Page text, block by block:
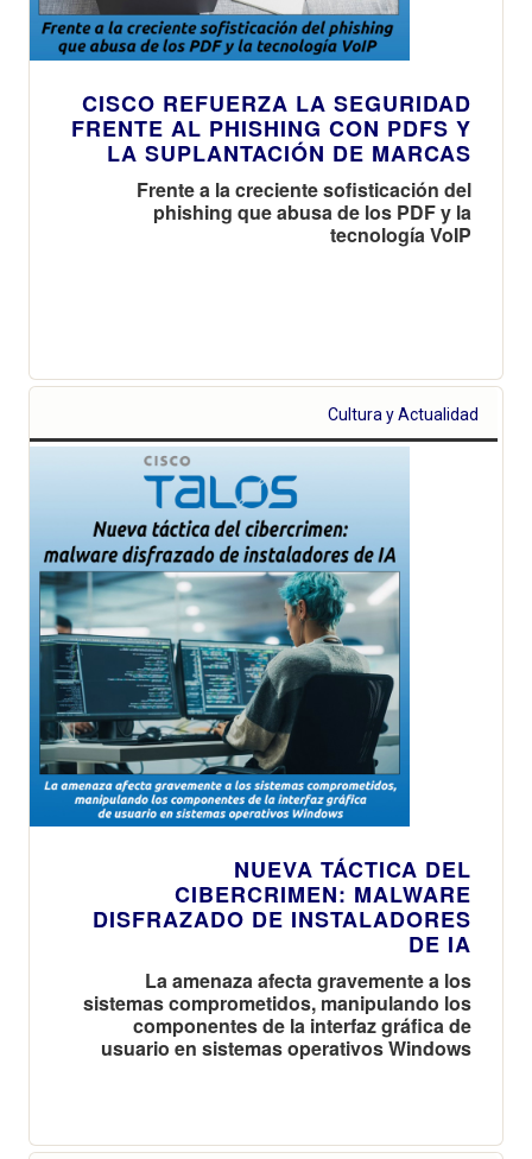
CISCO REFUERZA LA SEGURIDAD
FRENTE AL PHISHING CON PDFS Y
LA SUPLANTACIÓN DE MARCAS
Frente a la creciente sofisticación del
phishing que abusa de los PDF y la
tecnología VoIP
Cultura y Actualidad
NUEVA TÁCTICA DEL
CIBERCRIMEN: MALWARE
DISFRAZADO DE INSTALADORES
DE IA
La amenaza afecta gravemente a los
sistemas comprometidos, manipulando los
componentes de la interfaz gráfica de
usuario en sistemas operativos Windows